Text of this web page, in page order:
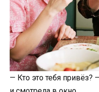
— Кто это тебя привёз?